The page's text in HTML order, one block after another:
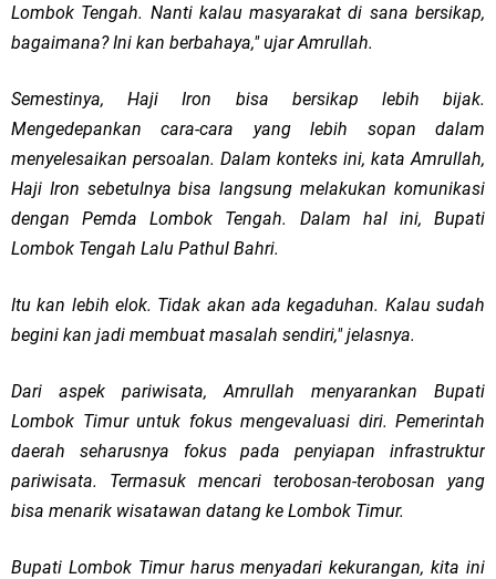
Lombok Tengah. Nanti kalau masyarakat di sana bersikap,
bagaimana? Ini kan berbahaya," ujar Amrullah.
Semestinya, Haji Iron bisa bersikap lebih bijak.
Mengedepankan cara-cara yang lebih sopan dalam
menyelesaikan persoalan. Dalam konteks ini, kata Amrullah,
Haji Iron sebetulnya bisa langsung melakukan komunikasi
dengan Pemda Lombok Tengah. Dalam hal ini, Bupati
Lombok Tengah Lalu Pathul Bahri.
Itu kan lebih elok. Tidak akan ada kegaduhan. Kalau sudah
begini kan jadi membuat masalah sendiri," jelasnya.
Dari aspek pariwisata, Amrullah menyarankan Bupati
Lombok Timur untuk fokus mengevaluasi diri. Pemerintah
daerah seharusnya fokus pada penyiapan infrastruktur
pariwisata. Termasuk mencari terobosan-terobosan yang
bisa menarik wisatawan datang ke Lombok Timur.
Bupati Lombok Timur harus menyadari kekurangan, kita ini